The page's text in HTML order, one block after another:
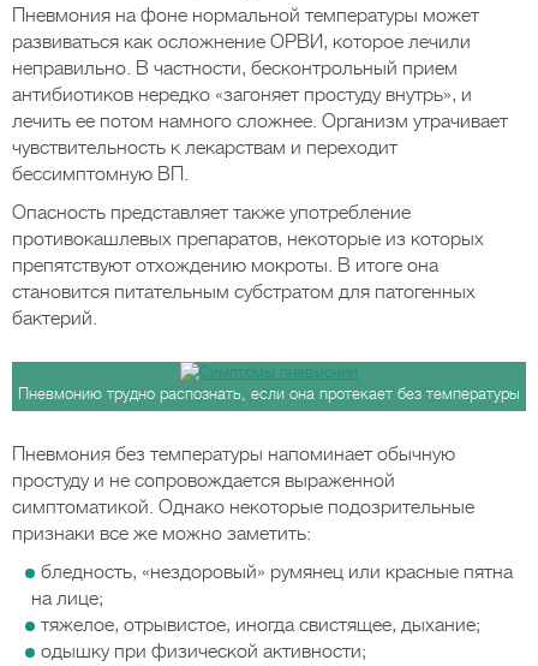
Пневмония на фоне нормальной температуры может
развиваться как осложнение ОРВИ, которое лечили
неправильно. В частности, бесконтрольный прием
антибиотиков нередко «загоняет простуду внутрь», и
лечить ее потом намного сложнее. Организм утрачивает
чувствительность к лекарствам и переходит
бессимптомную ВП.
Опасность представляет также употребление
противокашлевых препаратов, некоторые из которых
препятствуют отхождению мокроты. В итоге она
становится питательным субстратом для патогенных
бактерий.
Пневмонию трудно распознать, если она протекает без температуры
Пневмония без температуры напоминает обычную
простуду и не сопровождается выраженной
симптоматикой. Однако некоторые подозрительные
признаки все же можно заметить:
бледность, «нездоровый» румянец или красные пятна
на лице;
тяжелое, отрывистое, иногда свистящее, дыхание;
одышку при физической активности;